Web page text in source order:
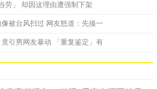
劳」 却因这理由遭强制下架
被台风扫过 网友怒道：先揍一
引男网友暴动 「重复鉴定」有